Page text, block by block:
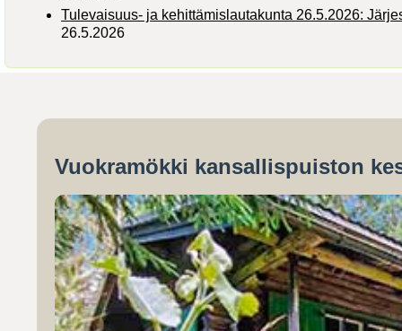
Tulevaisuus- ja kehittämislautakunta 26.5.2026:
26.5.2026
Vuokramökki kansallispuiston